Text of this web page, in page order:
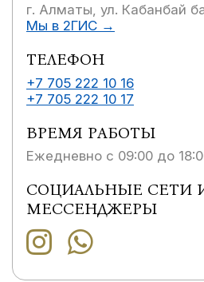
г. Алматы, ул. Кабанбай
Мы в 2ГИС →
ТЕЛЕФОН
+7 705 222 10 16
+7 705 222 10 17
ВРЕМЯ РАБОТЫ
Ежедневно с 09:00 до
СОЦИАЛЬНЫЕ СЕТИ
МЕССЕНДЖЕРЫ